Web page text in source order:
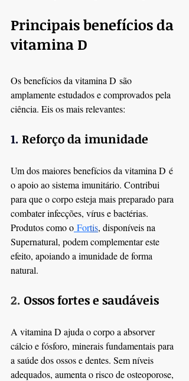
Principais benefícios da
vitamina D
Os benefícios da vitamina D são
amplamente estudados e comprovados pela
ciência. Eis os mais relevantes:
1. Reforço da imunidade
Um dos maiores benefícios da vitamina D é
o apoio ao sistema imunitário. Contribui
para que o corpo esteja mais preparado para
combater infecções, vírus e bactérias.
Produtos como o Fortis, disponíveis na
Supernatural, podem complementar este
efeito, apoiando a imunidade de forma
natural.
2. Ossos fortes e saudáveis
A vitamina D ajuda o corpo a absorver
cálcio e fósforo, minerais fundamentais para
a saúde dos ossos e dentes. Sem níveis
adequados, aumenta o risco de osteoporose,